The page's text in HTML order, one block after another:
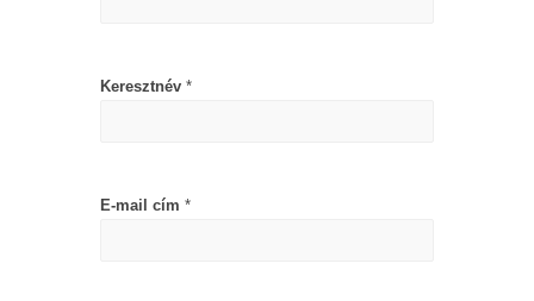
Keresztnév *
E-mail cím *